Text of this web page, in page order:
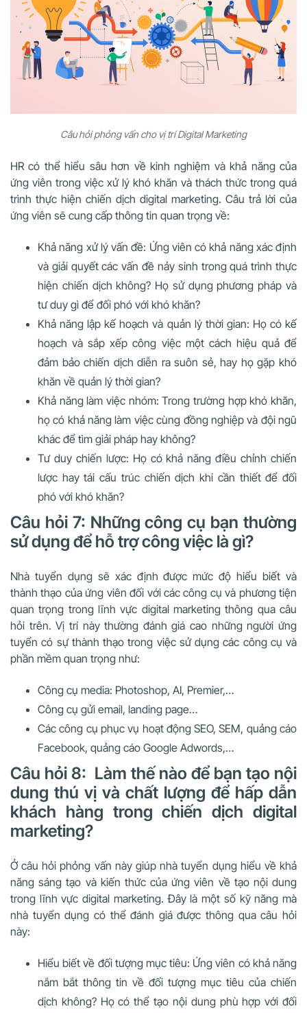
Câu hỏi phỏng vấn cho vị trí Digital Marketing
HR có thể hiểu sâu hơn về kinh nghiệm và khả năng của
ứng viên trong việc xử lý khó khăn và thách thức trong quá
trình thực hiện chiến dịch digital marketing. Câu trả lời của
ứng viên sẽ cung cấp thông tin quan trọng về:
Khả năng xử lý vấn đề: Ứng viên có khả năng xác định
và giải quyết các vấn đề nảy sinh trong quá trình thực
hiện chiến dịch không? Họ sử dụng phương pháp và
tư duy gì để đối phó với khó khăn?
Khả năng lập kế hoạch và quản lý thời gian: Họ có kế
hoạch và sắp xếp công việc một cách hiệu quả để
đảm bảo chiến dịch diễn ra suôn sẻ, hay họ gặp khó
khăn về quản lý thời gian?
Khả năng làm việc nhóm: Trong trường hợp khó khăn,
họ có khả năng làm việc cùng đồng nghiệp và đội ngũ
khác để tìm giải pháp hay không?
Tư duy chiến lược: Họ có khả năng điều chỉnh chiến
lược hay tái cấu trúc chiến dịch khi cần thiết để đối
phó với khó khăn?
Câu hỏi 7: Những công cụ bạn thường
sử dụng để hỗ trợ công việc là gì?
Nhà tuyển dụng sẽ xác định được mức độ hiểu biết và
thành thạo của ứng viên đối với các công cụ và phương tiện
quan trọng trong lĩnh vực digital marketing thông qua câu
hỏi trên. Vị trí này thường đánh giá cao những người ứng
tuyển có sự thành thạo trong việc sử dụng các công cụ và
phần mềm quan trọng như:
Công cụ media: Photoshop, AI, Premier,…
Công cụ gửi email, landing page…
Các công cụ phục vụ hoạt động SEO, SEM, quảng cáo
Facebook, quảng cáo Google Adwords,…
Câu hỏi 8: Làm thế nào để bạn tạo nội
dung thú vị và chất lượng để hấp dẫn
khách hàng trong chiến dịch digital
marketing?
Ở câu hỏi phỏng vấn này giúp nhà tuyển dụng hiểu về khả
năng sáng tạo và kiến thức của ứng viên về tạo nội dung
trong lĩnh vực digital marketing. Đây là một số kỹ năng mà
nhà tuyển dụng có thể đánh giá được thông qua câu hỏi
này:
Hiểu biết về đối tượng mục tiêu: Ứng viên có khả năng
nắm bắt thông tin về đối tượng mục tiêu của chiến
dịch không? Họ có thể tạo nội dung phù hợp với đối